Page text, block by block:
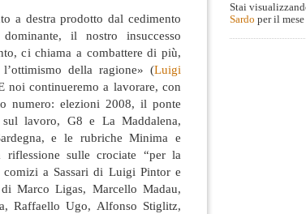
a destra prodotto dal cedimento
il nostro insuccesso
ci chiama a combattere di più,
della ragione» (Luigi
noi continueremo a lavorare, con
numero: elezioni 2008, il ponte
lavoro, G8 e La Maddalena,
e le rubriche Minima e
sulle crociate “per la
a Sassari di Luigi Pintor e
Marco Ligas, Marcello Madau,
Raffaello Ugo, Alfonso Stiglitz,
Stai
Sardo per il